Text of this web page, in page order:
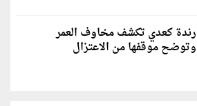
رندة كعدي تكشف مخاوف العمر
وتوضح موقفها من الاعتزال